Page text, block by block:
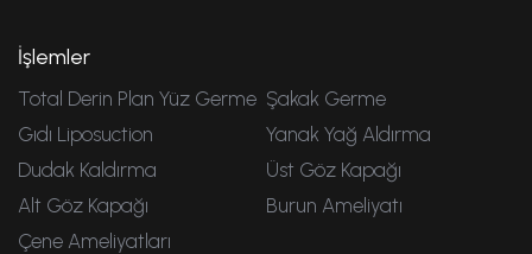
İşlemler
Total Derin Plan Yüz Germe Şakak Germe
Gıdı Liposuction
Yanak Yağ Aldırma
Dudak Kaldırma
Üst Göz Kapağı
Alt Göz Kapağı
Burun Ameliyatı
Çene Ameliyatları